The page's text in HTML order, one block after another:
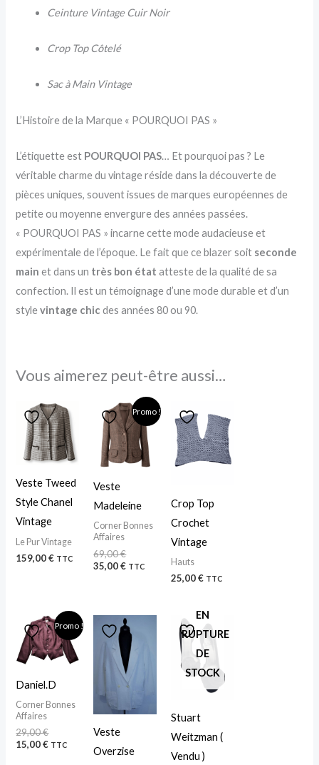
Ceinture Vintage Cuir Noir
Crop Top Côtelé
Sac à Main Vintage
L’Histoire de la Marque « POURQUOI PAS »
L’étiquette est POURQUOI PAS… Et pourquoi pas ? Le
véritable charme du vintage réside dans la découverte de
pièces uniques, souvent issues de marques européennes de
petite ou moyenne envergure des années passées.
« POURQUOI PAS » incarne cette mode audacieuse et
expérimentale de l’époque. Le fait que ce blazer soit seconde
main et dans un très bon état atteste de la qualité de sa
confection. Il est un témoignage d’une mode durable et d’un
stylevintage chic des années 80 ou 90.
Vous aimerez peut-être aussi…
Veste Tweed
Style Chanel
Vintage
Le Pur Vintage
159,00€ TTC
Promo !
Veste
Madeleine
Corner Bonnes
Affaires
69,00€
Le
prix
initial
était :
69,00 €.
35,00€
Le
prix
actuel
est :
35,00 €.
TTC
Crop Top
Crochet
Vintage
Hauts
25,00€ TTC
Promo !
Daniel.D
Corner Bonnes
Affaires
29,00€
Le
prix
initial
était :
15,00€
Le
prix
actuel
est :
TTC
Veste
Overzise
EN
RUPTURE
DE
STOCK
Stuart
Weitzman (
Vendu )